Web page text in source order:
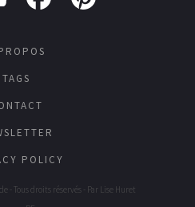
TAGS
POLICY
- Tous droits réservés - Par Lise Huret